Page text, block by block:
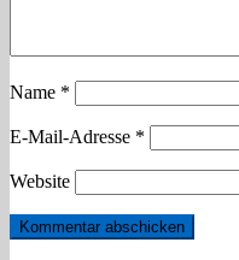
Name *
E-Mail-Adresse *
Website